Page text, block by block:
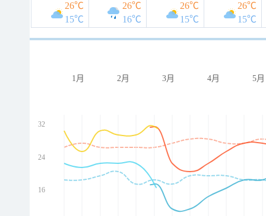
26℃
15℃
26℃
16℃
26℃
15℃
26℃
15℃
1月 2月 3月 4月 5月
32
24
16